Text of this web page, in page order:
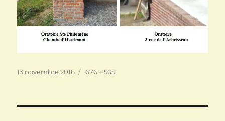
Publié
13 novembre 2016
Taille
676 × 565